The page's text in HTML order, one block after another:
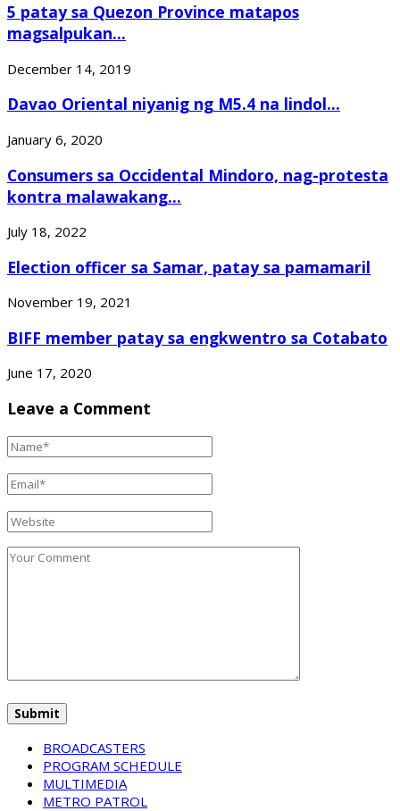
5 patay sa Quezon Province matapos
magsalpukan...
December 14, 2019
Davao Oriental niyanig ng M5.4 na lindol...
January 6, 2020
Consumers sa Occidental Mindoro, nag-protesta
kontra malawakang...
July 18, 2022
Election officer sa Samar, patay sa pamamaril
November 19, 2021
BIFF member patay sa engkwentro sa Cotabato
June 17, 2020
Leave a Comment
BROADCASTERS
PROGRAM SCHEDULE
MULTIMEDIA
METRO PATROL